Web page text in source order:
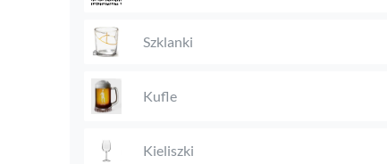
Szklanki
Kufle
Kieliszki